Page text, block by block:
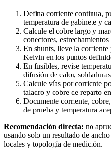
Defina corriente continua,
temperatura de gabinete y
Calcule el cobre largo y
conectores,
En shunts, lleve la corriente
Kelvin en los puntos
En fusibles, revise
difusión de calor,
Calcule vías por corriente
taladro y cobre de reparto
Documente corriente,
de prueba y temperatura
Recomendación directa: no
usando solo un resultado de
locales y topología de medición.